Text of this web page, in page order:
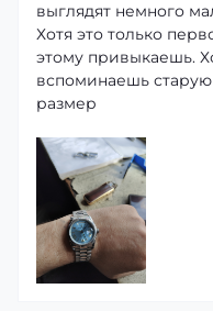
выглядят немного
Хотя это только
этому привыкаешь.
вспоминаешь
размер